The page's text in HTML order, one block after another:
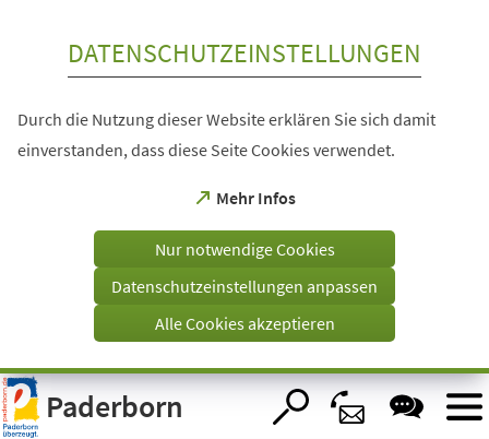
Visuelle
Assistenzsoftware
öffnen.
DATENSCHUTZEINSTELLUNGEN
Durch die Nutzung dieser Website erklären Sie sich damit
einverstanden, dass diese Seite Cookies verwendet.
Mehr Infos
(Öffnet
einem
Tab)
Nur notwendige Cookies
Datenschutzeinstellungen anpassen
Alle Cookies akzeptieren
Paderborn